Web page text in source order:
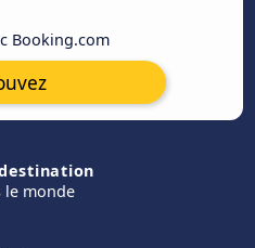
Booking.com
le monde